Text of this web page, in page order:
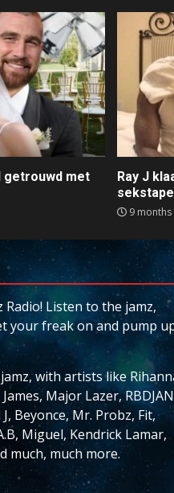
met
Ray J
sekstape
9 months
Radio! Listen to the jamz,
your freak on and pump
with artists like
Major Lazer,
Beyonce, Mr. Probz, Fit,
Miguel, Kendrick Lamar,
much, much more.